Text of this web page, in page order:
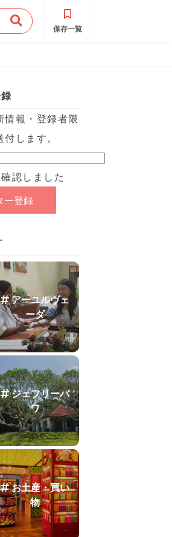
保存一覧
報・登録者限
します。
認しました
アーユルヴェ
ーダ
ジェフリーバ
ワ
お土産・買い
物